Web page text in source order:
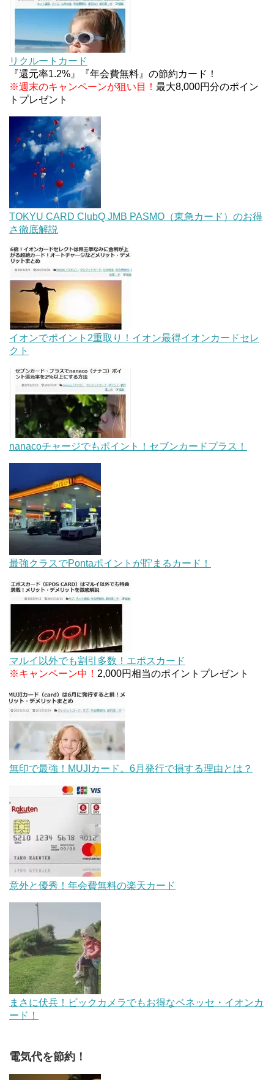
2%還元！V NEOバンクデビットとどっちが良い？
条件などまとめ
マイナンバーカードの点字っている？デメリット3
リクルートカード
『還元率1.2%』『年会費無料』の節約カード！
※週末のキャンペーンが狙い目！ 最大8,000円分のポイン
トプレゼント
TOKYU CARD ClubQ JMB PASMO（東急カード）のお得
さ徹底解説
イオンでポイント2重取り！イオン最得イオンカードセレ
クト
nanacoチャージでもポイント！セブンカードプラス！
最強クラスでPontaポイントが貯まるカード！
マルイ以外でも割引多数！エポスカード
※キャンペーン中！ 2,000円相当のポイントプレゼント
無印で最強！MUJIカード。6月発行で損する理由とは？
意外と優秀！年会費無料の楽天カード
まさに伏兵！ビックカメラでもお得なベネッセ・イオンカ
ード！
電気代を節約！